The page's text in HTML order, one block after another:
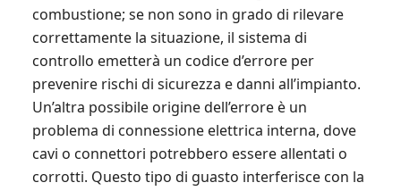
combustione; se non sono in grado di rilevare
correttamente la situazione, il sistema di
controllo emetterà un codice d’errore per
prevenire rischi di sicurezza e danni all’impianto.
Un’altra possibile origine dell’errore è un
problema di connessione elettrica interna, dove
cavi o connettori potrebbero essere allentati o
corrotti. Questo tipo di guasto interferisce con la